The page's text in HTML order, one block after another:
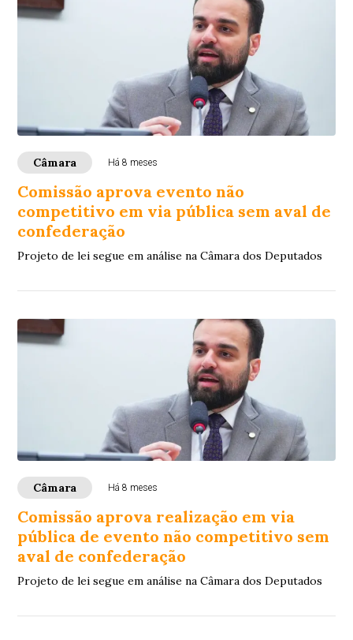
Câmara Há 8 meses
Comissão aprova evento não
competitivo em via pública sem aval de
confederação
Projeto de lei segue em análise na Câmara dos Deputados
Câmara Há 8 meses
Comissão aprova realização em via
pública de evento não competitivo sem
aval de confederação
Projeto de lei segue em análise na Câmara dos Deputados